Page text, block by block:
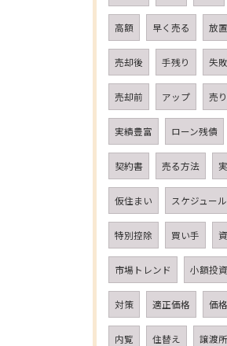
高額 早く売る 放置
売却後 手残り 失
売却前 アップ 売
実績豊富 ローン残債
契約書 売る方法
仮住まい スケジュール
特別控除 買い手
市場トレンド 小額投資
対策 適正価格 価
内覧 住替え 譲渡